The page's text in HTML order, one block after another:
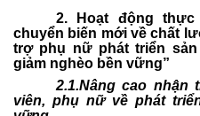
2. Hoạt động
chuyển biến mới về chất
trợ phụ nữ phát triển
giảm nghèo bền vững”
2.1.Nâng cao nhận
viên, phụ nữ về phát